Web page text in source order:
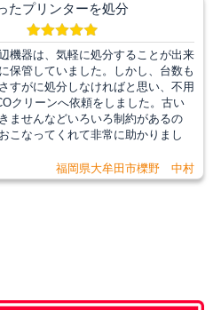
たプリンターを処分
機器は、気軽に処分することが出来
保管していました。しかし、台数も
すがに処分しなければと思い、不用
クリーンへ依頼をしました。古い
ませんなどいろいろ制約があるの
こなってくれて非常に助かりまし
福岡県大牟田市櫟野 中村